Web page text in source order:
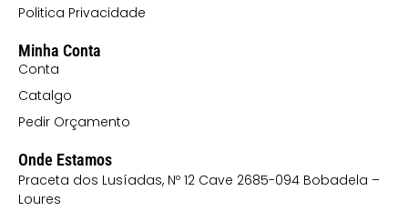
Politica Privacidade
Minha Conta
Conta
Catalgo
Pedir Orçamento
Onde Estamos
Praceta dos Lusíadas, Nº 12 Cave 2685-094 Bobadela –
Loures